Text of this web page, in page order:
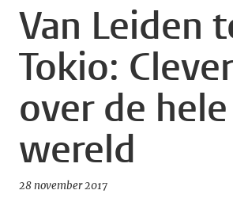
Van Leiden
Tokio:
over de hele
wereld
28 november 2017